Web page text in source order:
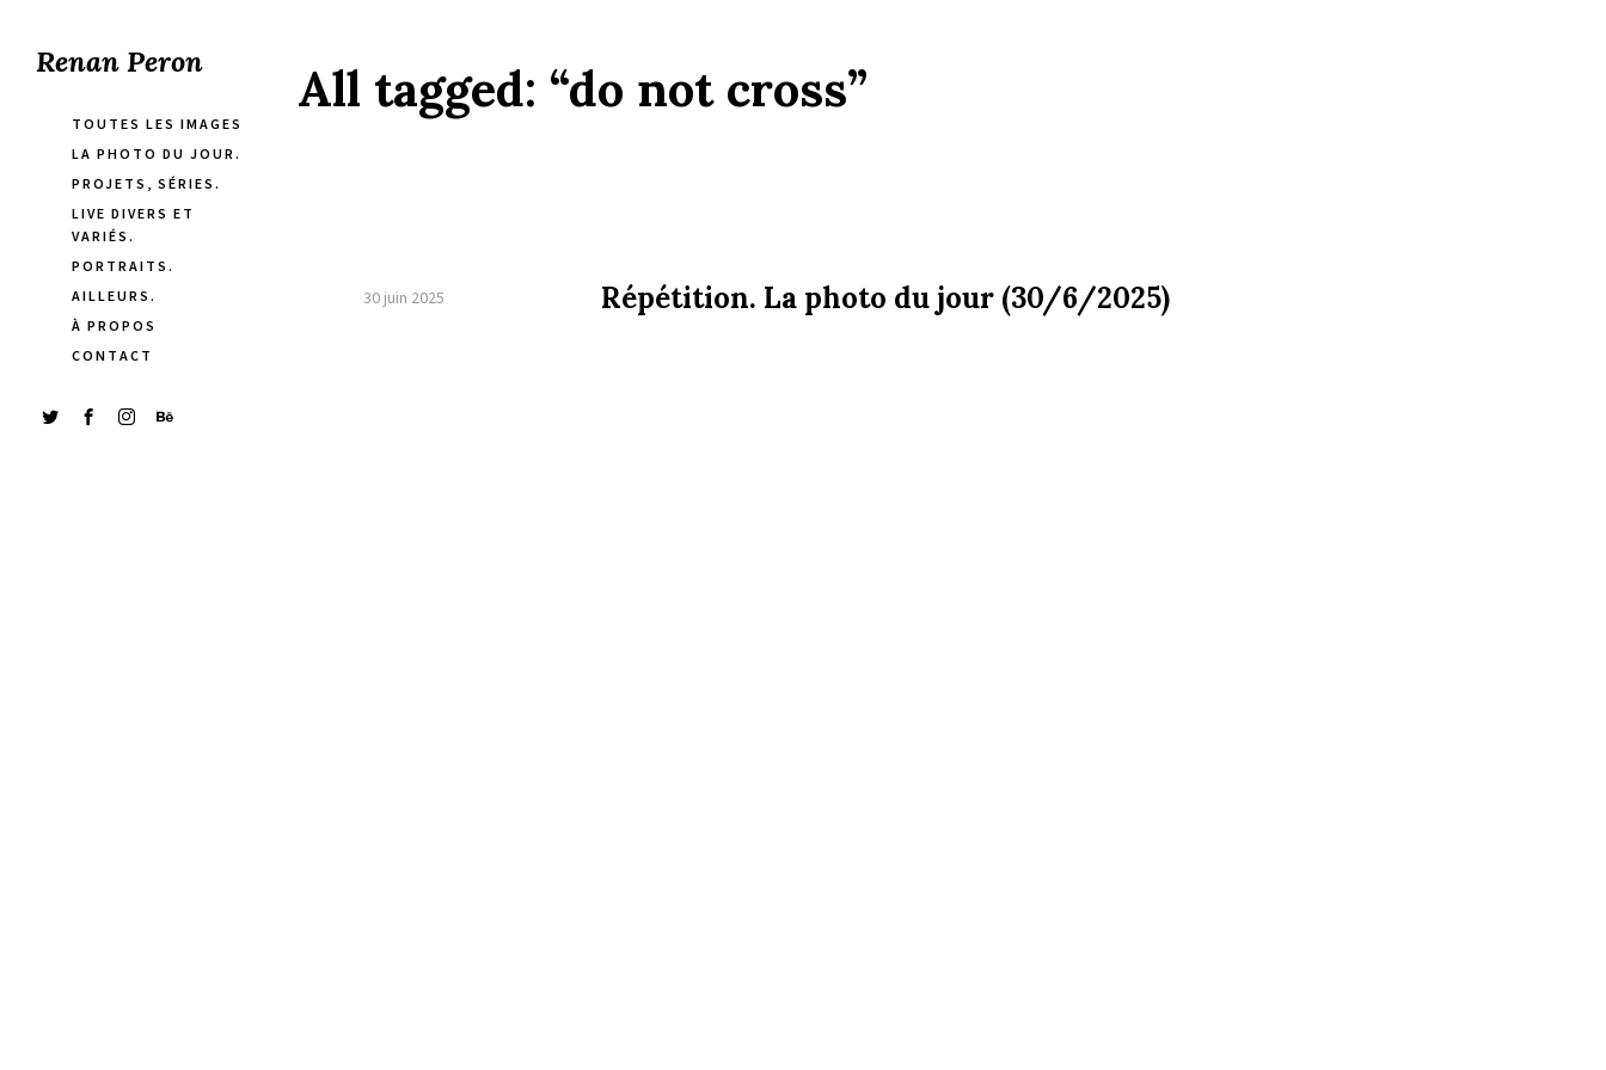
Renan Peron
TOUTES LES IMAGES
LA PHOTO DU JOUR.
PROJETS, SÉRIES.
LIVE DIVERS ET
VARIÉS.
PORTRAITS.
AILLEURS.
À PROPOS
CONTACT
All tagged: “do not cross”
30 juin 2025 Répétition. La photo du jour (30/6/2025)